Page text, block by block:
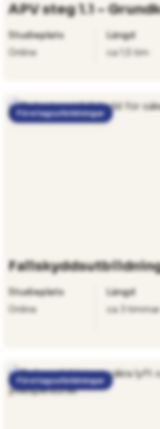
APV steg 1.1 –
Studieplats
Online
Längd
ca 1,5 tim
Företagsutbildningar
Studieplats
Online
Längd
ca 3 timmar
Företagsutbildningar